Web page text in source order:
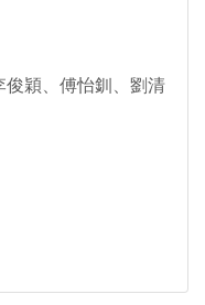
俊穎、傅怡釧、劉清